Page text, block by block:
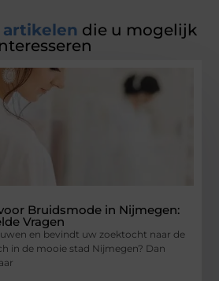
artikelen die u mogelijk
Bruidsmode in Nijmegen:
Vragen
en bevindt uw zoektocht naar de
in de mooie stad Nijmegen? Dan